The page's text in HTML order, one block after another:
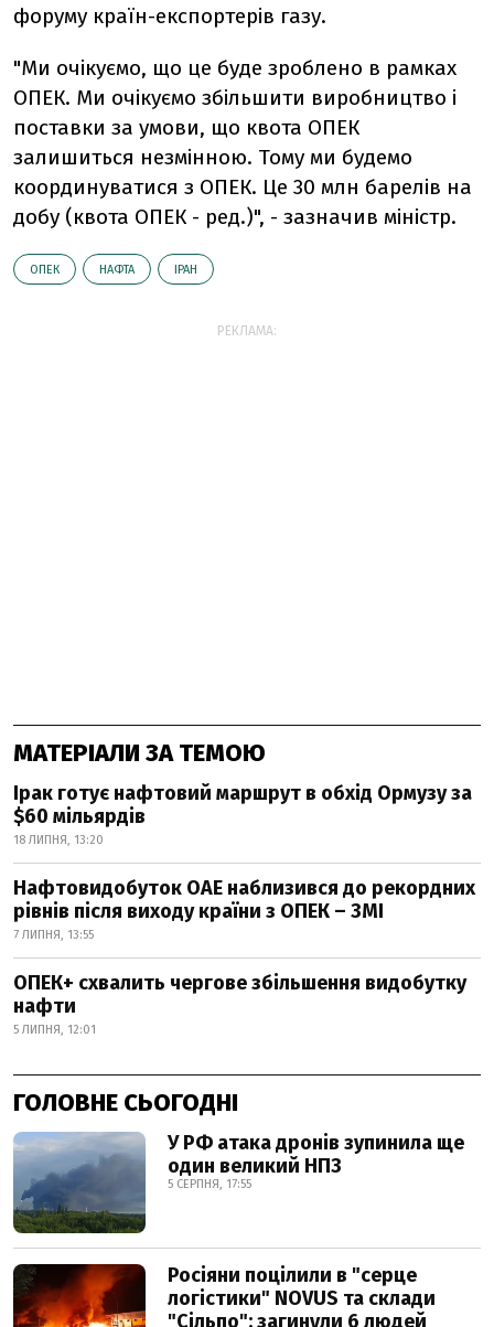
форуму країн-експортерів газу.
"Ми очікуємо, що це буде зроблено в рамках
ОПЕК. Ми очікуємо збільшити виробництво і
поставки за умови, що квота ОПЕК
залишиться незмінною. Тому ми будемо
координуватися з ОПЕК. Це 30 млн барелів на
добу (квота ОПЕК - ред.)", - зазначив міністр.
ОПЕК НАФТА ІРАН
РЕКЛАМА:
МАТЕРІАЛИ ЗА ТЕМОЮ
Ірак готує нафтовий маршрут в обхід Ормузу за
$60 мільярдів
18 ЛИПНЯ, 13:20
Нафтовидобуток ОАЕ наблизився до рекордних
рівнів після виходу країни з ОПЕК – ЗМІ
7 ЛИПНЯ, 13:55
ОПЕК+ схвалить чергове збільшення видобутку
нафти
5 ЛИПНЯ, 12:01
ГОЛОВНЕ СЬОГОДНІ
У РФ атака дронів зупинила ще
один великий НПЗ
5 СЕРПНЯ, 17:55
Росіяни поцілили в "серце
логістики" NOVUS та склади
"Сільпо": загинули 6 людей